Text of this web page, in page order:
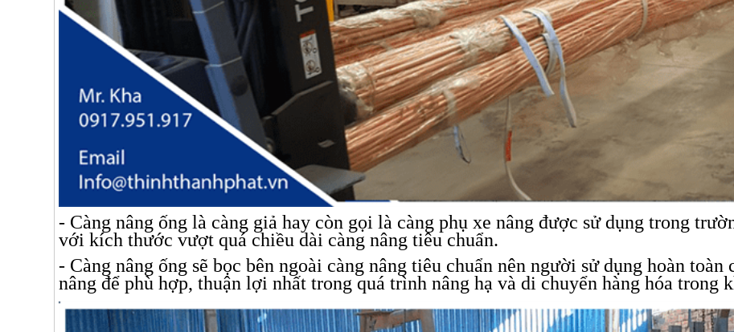
- Càng nâng ống là càng giả hay còn gọi là càng phụ xe nâng được sử dụng trong
với kích thước vượt quá chiều dài càng nâng tiêu chuẩn.
- Càng nâng ống sẽ bọc bên ngoài càng nâng tiêu chuẩn nên người sử dụng hoàn toàn
nâng để phù hợp, thuận lợi nhất trong quá trình nâng hạ và di chuyển hàng hóa trong